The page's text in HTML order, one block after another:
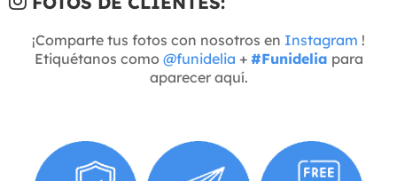
¡Comparte tus fotos con nosotros en Instagram !
Etiquétanos como @funidelia + #Funidelia para
aparecer aquí.